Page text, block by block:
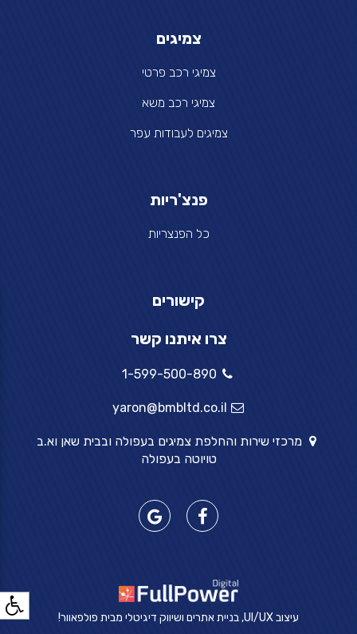
צמיגים
צמיגי רכב פרטי
צמיגי רכב משא
צמיגים לעבודות עפר
פנצ'ריות
כל הפנצריות
קישורים
צרו איתנו קשר
1-599-500-890
yaron@bmbltd.co.il
מרכזי שירות והחלפת צמיגים בעפולה ובבית שאן וא.ב
טויוטה בעפולה
עיצוב UI/UX, בניית אתרים ושיווק דיגיטלי מבית פולפאוור!